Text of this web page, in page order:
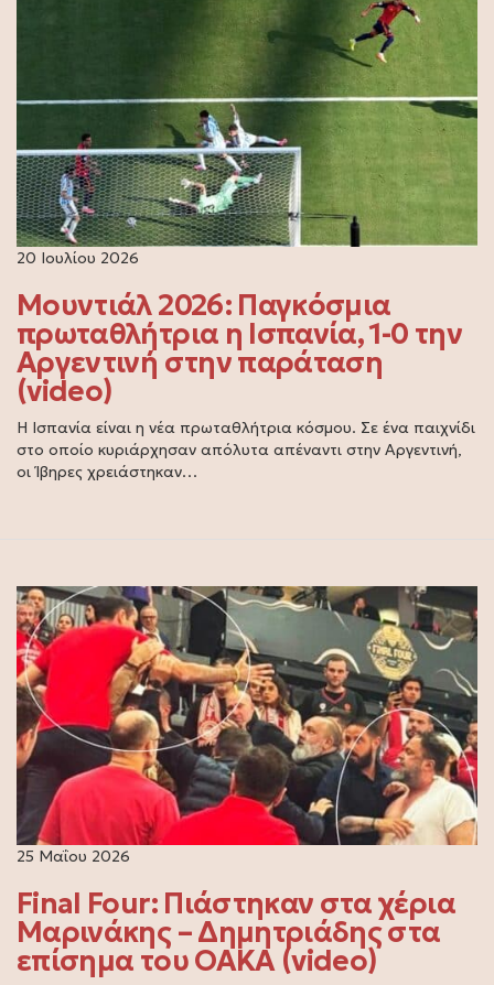
20 Ιουλίου 2026
Μουντιάλ 2026: Παγκόσμια
πρωταθλήτρια η Ισπανία, 1-0 την
Αργεντινή στην παράταση
(video)
Η Ισπανία είναι η νέα πρωταθλήτρια κόσμου. Σε ένα παιχνίδι
στο οποίο κυριάρχησαν απόλυτα απέναντι στην Αργεντινή,
οι Ίβηρες χρειάστηκαν…
25 Μαΐου 2026
Final Four: Πιάστηκαν στα χέρια
Μαρινάκης – Δημητριάδης στα
επίσημα του ΟΑΚΑ (video)